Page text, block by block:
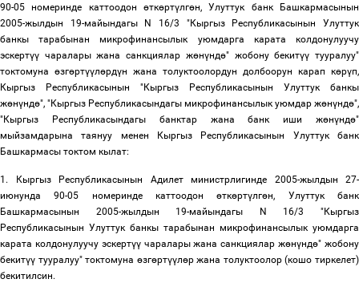
90-05 номеринде каттоодон өткөртүлгөн, Улуттук банк Башкармасынын
2005-жылдын 19-майындагы N 16/3 "Кыргыз Республикасынын Улуттук
банкы тарабынан микрофинансылык уюмдарга карата колдонулуучу
эскертүү чаралары жана санкциялар жөнүндө" жобону бекитүү тууралуу"
токтомуна өзгөртүүлөрдүн жана толуктоолордун долбоорун карап көрүп,
Кыргыз Республикасынын "Кыргыз Республикасынын Улуттук банкы
жөнүндө", "Кыргыз Республикасындагы микрофинансылык уюмдар жөнүндө",
"Кыргыз Республикасындагы банктар жана банк иши жөнүндө"
мыйзамдарына таянуу менен Кыргыз Республикасынын Улуттук банк
Башкармасы токтом кылат:
1. Кыргыз Республикасынын Адилет министрлигинде 2005-жылдын 27-
июнунда 90-05 номеринде каттоодонөткөртүлгөн, Улуттук банк
Башкармасынын 2005-жылдын 19-майындагы N 16/3 "Кыргыз
Республикасынын Улуттук банкы тарабынан микрофинансылык уюмдарга
карата колдонулуучу эскертүүчаралары жана санкциялар жөнүндө" жобону
бекитүү тууралуу" токтомуна өзгөртүүлөр жана толуктоолор (кошо тиркелет)
бекитилсин.